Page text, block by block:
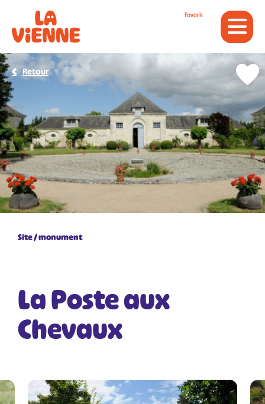
Favoris
Site / monument
La Poste aux
Chevaux
Retour